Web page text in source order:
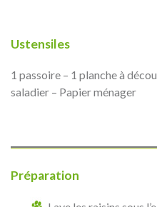
Ustensiles
1 passoire – 1 planche à
saladier – Papier ménager
Préparation